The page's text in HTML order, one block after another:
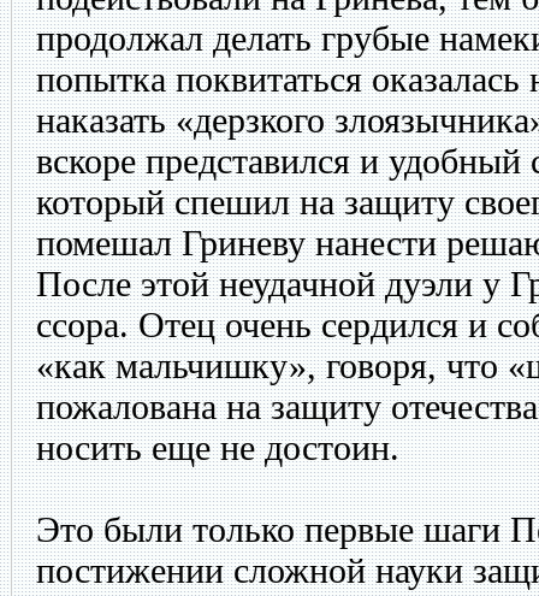
продолжал делать грубые
попытка поквитаться
наказать «дерзкого
вскоре представился и
который спешил на защиту
помешал Гриневу нанести
После этой неудачной дуэли у
ссора. Отец очень сердился и
«как мальчишку», говоря, что
пожалована на защиту
носить еще не достоин.
Это были только первые шаги
постижении сложной науки